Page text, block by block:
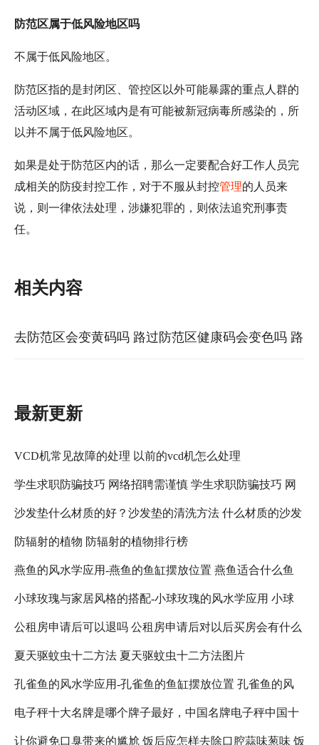
防范区属于低风险地区吗
不属于低风险地区。
防范区指的是封闭区、管控区以外可能暴露的重点人群的
活动区域，在此区域内是有可能被新冠病毒所感染的，所
以并不属于低风险地区。
如果是处于防范区内的话，那么一定要配合好工作人员完
成相关的防疫封控工作，对于不服从封控管理的人员来
说，则一律依法处理，涉嫌犯罪的，则依法追究刑事责
任。
相关内容
去防范区会变黄码吗 路过防范区健康码会变色吗 路
最新更新
VCD机常见故障的处理 以前的vcd机怎么处理
学生求职防骗技巧 网络招聘需谨慎 学生求职防骗技巧 网
络招聘需注意什么
沙发垫什么材质的好？沙发垫的清洗方法 什么材质的沙发
垫比较好
防辐射的植物 防辐射的植物排行榜
燕鱼的风水学应用-燕鱼的鱼缸摆放位置 燕鱼适合什么鱼
缸
小球玫瑰与家居风格的搭配-小球玫瑰的风水学应用 小球
玫瑰怎么养更好看
公租房申请后可以退吗 公租房申请后对以后买房会有什么
影响吗 公租房退租以后,还可以在申请吗?
夏天驱蚊虫十二方法 夏天驱蚊虫十二方法图片
孔雀鱼的风水学应用-孔雀鱼的鱼缸摆放位置 孔雀鱼的风
水禁忌
电子秤十大名牌是哪个牌子最好，中国名牌电子秤中国十
大名牌电子秤 人体电子秤十大名牌是哪个牌子最好
让你避免口臭带来的尴尬 饭后应怎样去除口腔蒜味葱味 饭